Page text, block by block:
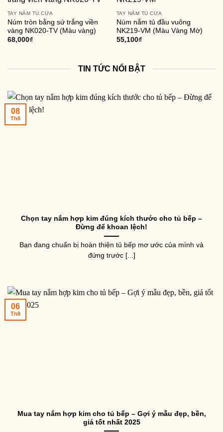
TAY NẮM TỦ CỬA
Núm tròn bằng sứ trắng viền
vàng NK020-TV (Màu vàng)
68,000₫
TAY NẮM TỦ CỬA
Núm nắm tủ đầu vuông
NK219-VM (Màu Vàng Mờ)
55,100₫
TIN TỨC NỔI BẬT
Chọn tay nắm hợp kim đúng kích thước cho tủ bếp –
Đừng để khoan lệch!
Bạn đang chuẩn bị hoàn thiện tủ bếp mơ ước của mình và
đứng trước [...]
08
Th8
Mua tay nắm hợp kim cho tủ bếp – Gợi ý mẫu đẹp, bền,
giá tốt nhất 2025
06
Th8